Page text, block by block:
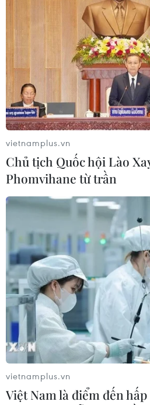
vietnamplus.vn
Chủ tịch Quốc hội Lào
Phomvihane từ trần
vietnamplus.vn
Việt Nam là điểm đến